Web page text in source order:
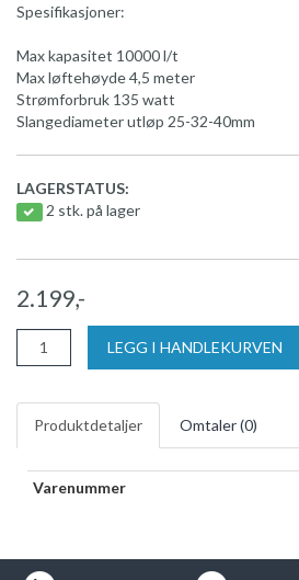
Spesifikasjoner:
Max kapasitet 10000 l/t
Max løftehøyde 4,5 meter
Strømforbruk 135 watt
Slangediameter utløp 25-32-40mm
LAGERSTATUS:
2 stk. på lager
2.199,-
LEGG I HANDLEKURVEN
Produktdetaljer Omtaler (0)
Varenummer